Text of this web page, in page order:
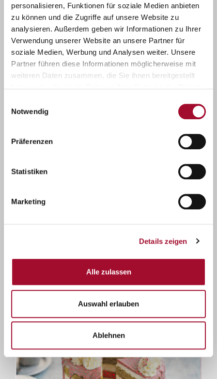
personalisieren, Funktionen für soziale Medien anbieten
zu können und die Zugriffe auf unsere Website zu
analysieren. Außerdem geben wir Informationen zu Ihrer
Verwendung unserer Website an unsere Partner für
soziale Medien, Werbung und Analysen weiter. Unsere
Partner führen diese Informationen möglicherweise mit
weiteren Daten zusammen, die Sie ihnen bereitgestellt
Notwendig
Präferenzen
Statistiken
Marketing
Details zeigen
Alle zulassen
Auswahl erlauben
Ablehnen
Siedegebäcke